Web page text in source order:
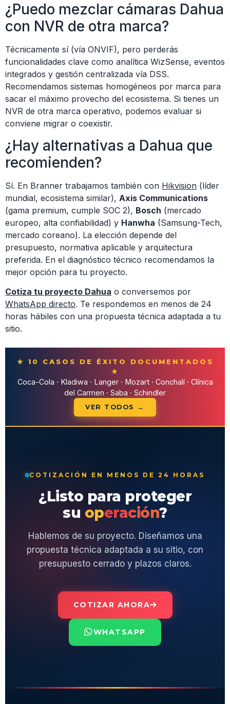
¿Puedo mezclar cámaras Dahua
con NVR de otra marca?
Técnicamente sí (vía ONVIF), pero perderás
funcionalidades clave como analítica WizSense, eventos
integrados y gestión centralizada vía DSS.
Recomendamos sistemas homogéneos por marca para
sacar el máximo provecho del ecosistema. Si tienes un
NVR de otra marca operativo, podemos evaluar si
conviene migrar o coexistir.
¿Hay alternativas a Dahua que
recomienden?
Sí. En Branner trabajamos también con Hikvision (líder
mundial, ecosistema similar), Axis Communications
(gama premium, cumple SOC 2), Bosch (mercado
europeo, alta confiabilidad) y Hanwha (Samsung-Tech,
mercado coreano). La elección depende del
presupuesto, normativa aplicable y arquitectura
preferida. En el diagnóstico técnico recomendamos la
mejor opción para tu proyecto.
Cotiza tu proyecto Dahua o conversemos por
WhatsApp directo. Te respondemos en menos de 24
horas hábiles con una propuesta técnica adaptada a tu
sitio.
★ 10 CASOS DE ÉXITO DOCUMENTADOS
★
Coca-Cola · Kladiwa · Langer · Mozart · Conchalí · Clínica
del Carmen · Saba · Schindler
VER TODOS →
COTIZACIÓN EN MENOS DE 24 HORAS
¿Listo para proteger
su operación?
Hablemos de su proyecto. Diseñamos una
propuesta técnica adaptada a su sitio, con
presupuesto cerrado y plazos claros.
COTIZAR AHORA
WHATSAPP